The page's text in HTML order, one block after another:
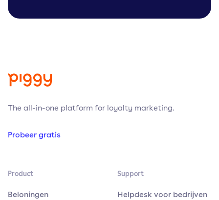
The all-in-one platform for loyalty marketing.
Probeer gratis
Product
Beloningen
Support
Helpdesk voor bedrijven